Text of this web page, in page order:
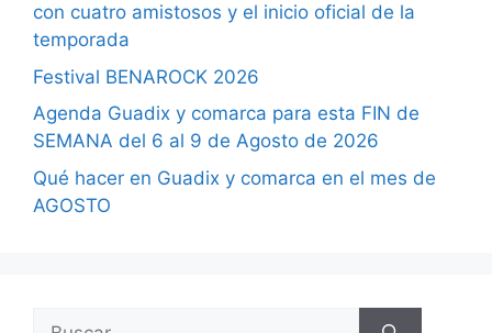
con cuatro amistosos y el inicio oficial de la
temporada
Festival BENAROCK 2026
Agenda Guadix y comarca para esta FIN de
SEMANA del 6 al 9 de Agosto de 2026
Qué hacer en Guadix y comarca en el mes de
AGOSTO